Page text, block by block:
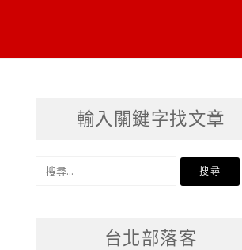
輸入關鍵字找文章
搜
台北部落客